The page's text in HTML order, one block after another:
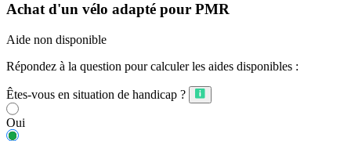
Achat d'un vélo adapté pour PMR
Aide non disponible
Répondez à la question pour calculer les aides disponibles :
Êtes-vous en situation de handicap ?
Oui